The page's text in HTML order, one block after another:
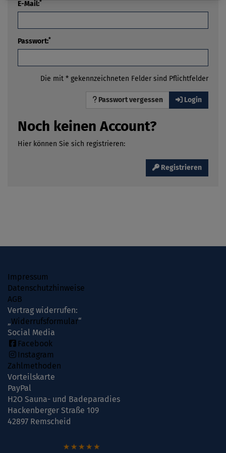
E-Mail:*
Passwort:*
Die mit * gekennzeichneten Felder sind Pflichtfelder
Passwort vergessen Login
Noch keinen Account?
Hier können Sie sich registrieren:
Registrieren
Impressum
Datenschutzhinweise
AGB
Vertrag widerrufen:
„Widerrufsformular“
Social Media
Facebook
Instagram
Zahlmethoden
Vorteilskarte
PayPal
H2O Sauna- und Badeparadies
Hackenberger Straße 109
42897 Remscheid